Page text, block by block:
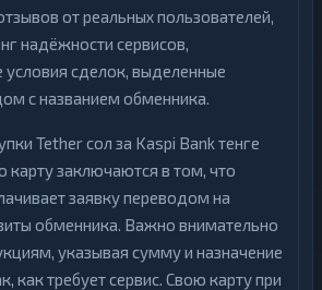
от реальных пользователей,
надёжности сервисов,
условия сделок, выделенные
с названием обменника.
Tether сол за Kaspi Bank тенге
карту заключаются в том, что
заявку переводом на
обменника. Важно внимательно
указывая сумму и назначение
как требует сервис. Свою карту при